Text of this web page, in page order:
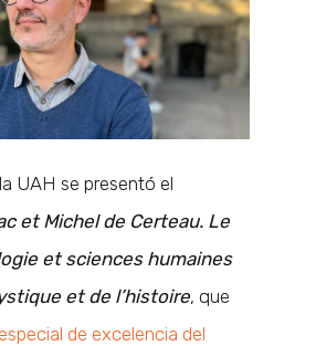
UAH se presentó el
et Michel de Certeau. Le
et sciences humaines
et de l’histoire, que
de excelencia del